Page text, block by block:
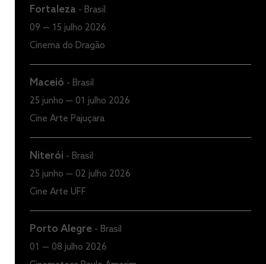
Fortaleza - Brasil
09 — 15 julho 2026
Cinema do Dragão
Maceió - Brasil
25 junho — 01 julho 2026
Cine Arte Pajuçara
Niterói - Brasil
25 junho — 02 julho 2026
Cine Arte UFF
Porto Alegre - Brasil
01 — 08 julho 2026